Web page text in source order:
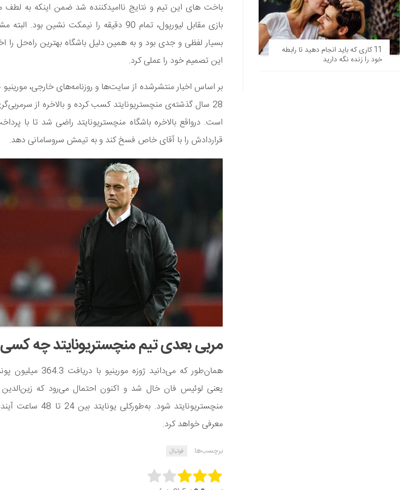
باخت های این تیم و نتایج ناامیدکننده شد ضمن اینکه به لطف
بازی مقابل لیورپول، تمام 90 دقیقه را نیمکت نشین
بسیار لفظی و جدی بود و به همین دلیل باشگاه بهترین راه‌حل را
این تصمیم خود را عملی کرد.
بر اساس اخبار منتشرشده از سایت‌ها و روزنامه‌های خارجی،
28 سال گذشته‌ی منچستریونایتد کسب کرده و بالاخره از
قراردادش را با آقای خاص فسخ کند و به تیمش سروسامانی دهد.
مربی بعدی تیم منچستریونایتد چه
همان‌طور که می‌دانید ژوزه
یعنی لوئیس فان خال شد و اکنون احتمال می‌رود که
منچستریونایتد شود.
معرفی خواهد کرد.
برچسب‌ها: فوتبال
Rate this item:
11 کاری که باید انجام دهید تا رابطه
خود را زنده نگه دارید